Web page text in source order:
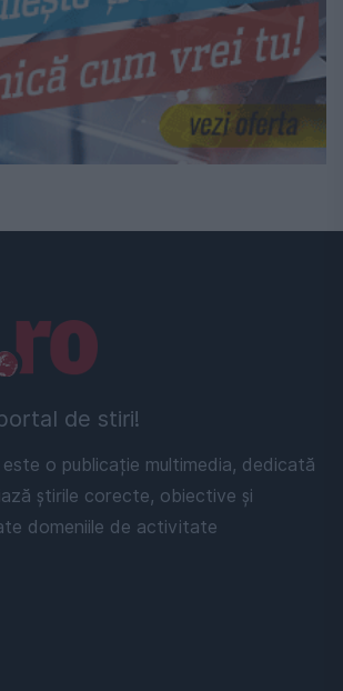
de stiri!
este o publicație multimedia, dedicată
știrile corecte, obiective și
domeniile de activitate